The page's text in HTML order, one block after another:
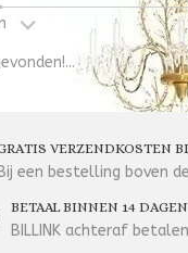
VERZENDKOSTEN
Bij een bestelling boven
BETAAL BINNEN 14 DAGEN
BILLINK achteraf